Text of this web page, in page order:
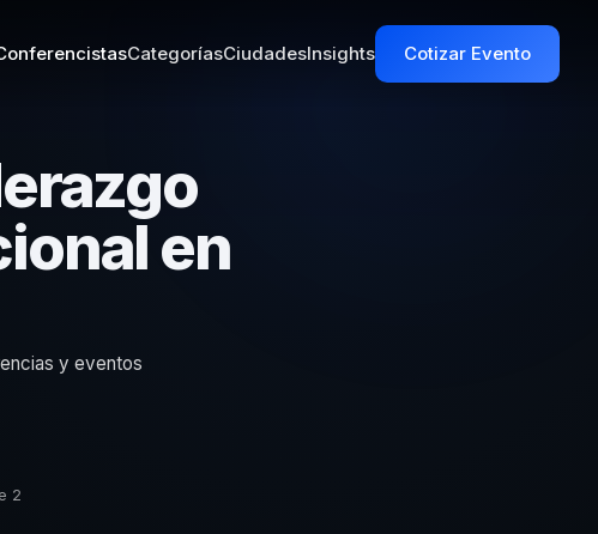
CategoríasCiudadesInsights Cotizar Evento
en
y eventos
2